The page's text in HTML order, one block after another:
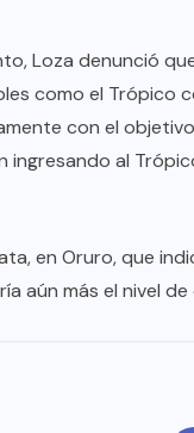
Loza denunció
como el Trópico
con el
ingresando al
en Oruro, que
aún más el nivel